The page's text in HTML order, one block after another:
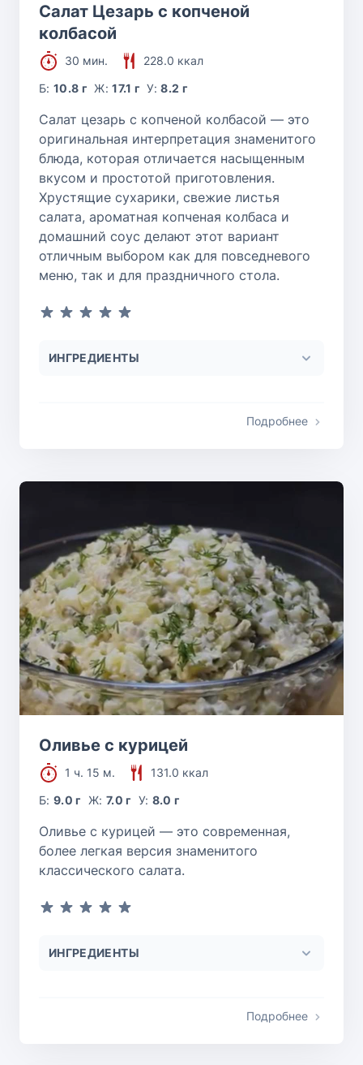
Салат Цезарь с копченой
колбасой
30 мин.
228.0 ккал
Б:10.8 г Ж:17.1 г У:8.2 г
Салат цезарь с копченой колбасой — это
оригинальная интерпретация знаменитого
блюда, которая отличается насыщенным
вкусом и простотой приготовления.
Хрустящие сухарики, свежие листья
салата, ароматная копченая колбаса и
домашний соус делают этот вариант
отличным выбором как для повседневого
меню, так и для праздничного стола.
ИНГРЕДИЕНТЫ
Подробнее
Оливье с курицей
1 ч. 15 м.
131.0 ккал
Б:9.0 г Ж: 7.0 г У: 8.0 г
Оливье с курицей — это современная,
более легкая версия знаменитого
классического салата.
ИНГРЕДИЕНТЫ
Подробнее